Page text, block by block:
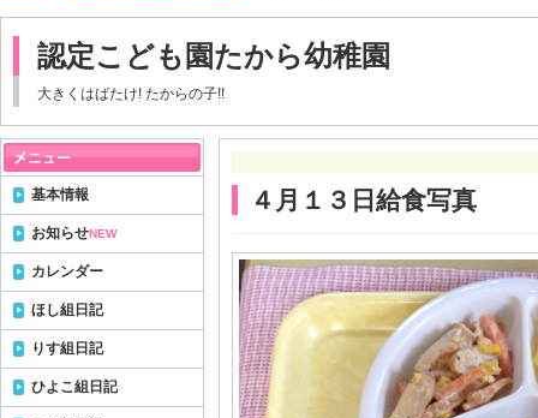
認定こども園たから幼稚園
大きくはばたけ! たからの子!!
４月１３日給食写真
基本情報
お知らせNEW
カレンダー
ほし組日記
りす組日記
ひよこ組日記